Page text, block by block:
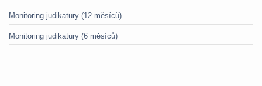
Monitoring judikatury (12 měsíců)
Monitoring judikatury (6 měsíců)